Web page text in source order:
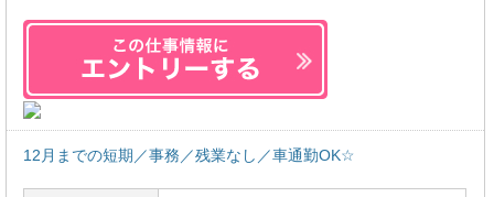
12月までの短期／事務／残業なし／車通勤OK☆